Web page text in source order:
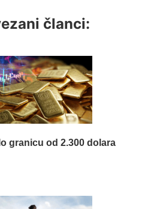
članci:
granicu od 2.300 dolara